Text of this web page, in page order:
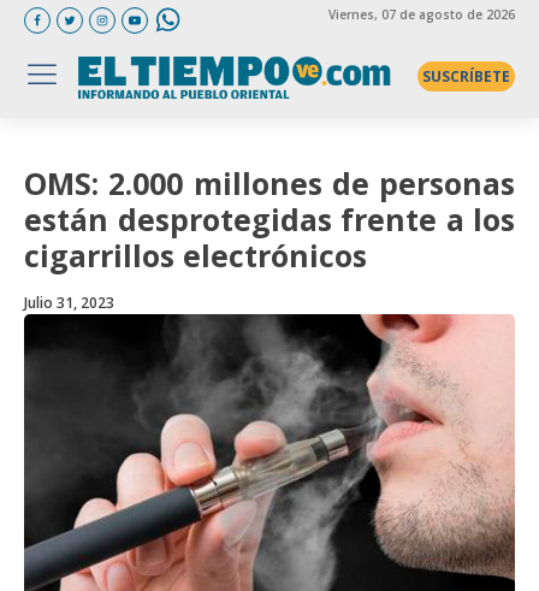
Viernes, 07 de agosto de 2026
SUSCRÍBETE
OMS: 2.000 millones de personas
están desprotegidas frente a los
cigarrillos electrónicos
Julio 31, 2023